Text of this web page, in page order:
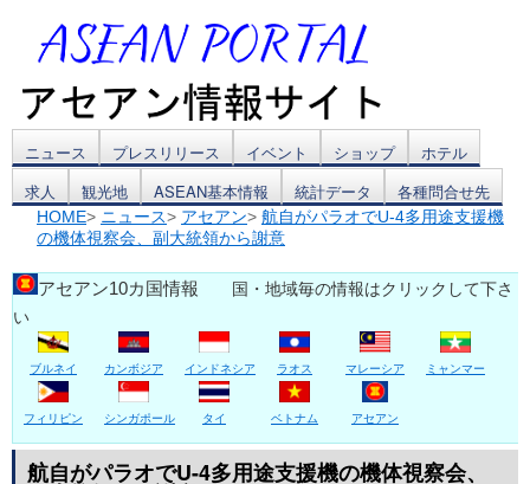
コ
ン
テ
ン
ツ
へ
ス
キ
ニュース プレスリリース イベント ショップ
ホテル
求人
観光地 ASEAN基本情報 統計データ 各種問合せ先
HOME> ニュース> アセアン> 航自がパラオでU-4多用途支援機
の機体視察会、副大統領から謝意
アセアン10カ国情報 国・地域毎の情報はクリックして下さ
い
ブルネイ カンボジア インドネシア ラオス マレーシア ミャンマー
フィリピン シンガポール タイ ベトナム アセアン
航自がパラオでU-4多用途支援機の機体視察会、